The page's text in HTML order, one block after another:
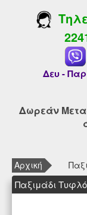
Δευ - Παρ
Δωρεάν
Αρχική
Παξιμάδι